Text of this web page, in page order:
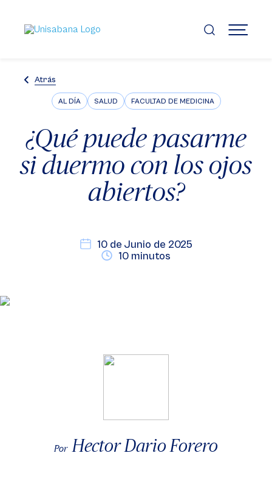
contenido
principal
MENÚ
Atrás
AL DÍA SALUD FACULTAD DE MEDICINA
¿Qué puede pasarme
si duermo con los ojos
abiertos?
10 de Junio de 2025
10 minutos
Por Hector Dario Forero